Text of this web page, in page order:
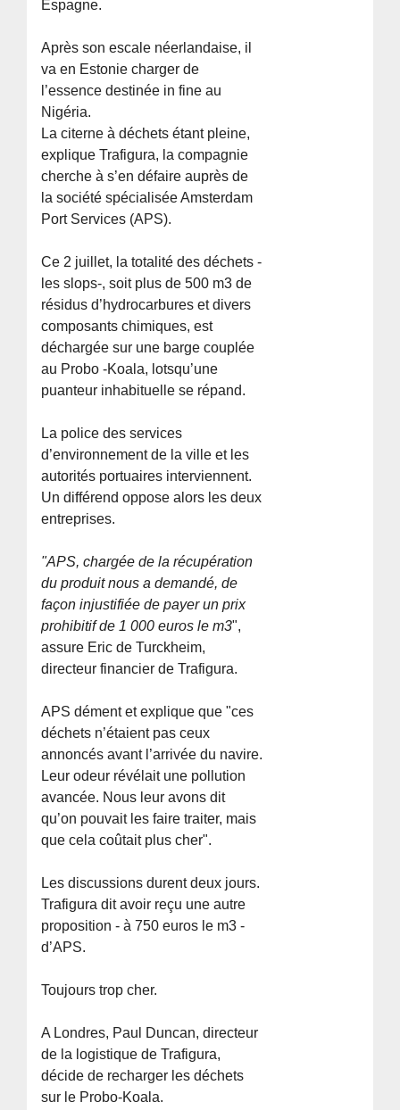
Espagne.
Après son escale néerlandaise, il
va en Estonie charger de
l’essence destinée in fine au
Nigéria.
La citerne à déchets étant pleine,
explique Trafigura, la compagnie
cherche à s’en défaire auprès de
la société spécialisée Amsterdam
Port Services (APS).
Ce 2 juillet, la totalité des déchets -
les slops-, soit plus de 500 m3 de
résidus d’hydrocarbures et divers
composants chimiques, est
déchargée sur une barge couplée
au Probo -Koala, lotsqu’une
puanteur inhabituelle se répand.
La police des services
d’environnement de la ville et les
autorités portuaires interviennent.
Un différend oppose alors les deux
entreprises.
"APS, chargée de la récupération
du produit nous a demandé, de
façon injustifiée de payer un prix
prohibitif de 1 000 euros le m3",
assure Eric de Turckheim,
directeur financier de Trafigura.
APS dément et explique que "ces
déchets n’étaient pas ceux
annoncés avant l’arrivée du navire.
Leur odeur révélait une pollution
avancée. Nous leur avons dit
qu’on pouvait les faire traiter, mais
que cela coûtait plus cher".
Les discussions durent deux jours.
Trafigura dit avoir reçu une autre
proposition - à 750 euros le m3 -
d’APS.
Toujours trop cher.
A Londres, Paul Duncan, directeur
de la logistique de Trafigura,
décide de recharger les déchets
sur le Probo-Koala.